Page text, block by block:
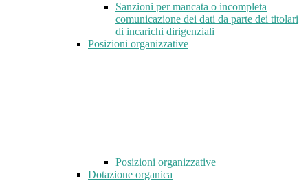
Sanzioni per mancata o incompleta
comunicazione dei dati da parte dei titolari
di incarichi dirigenziali
Posizioni organizzative
Posizioni organizzative
Dotazione organica